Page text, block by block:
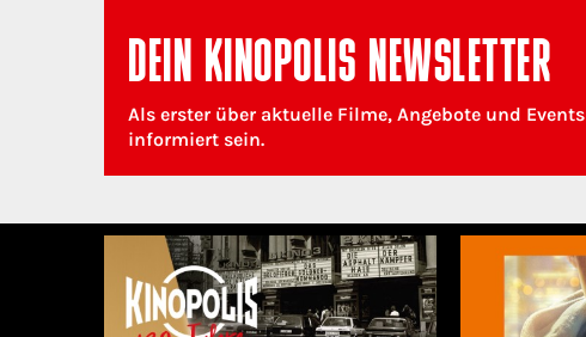
DEIN KINOPOLIS NEWSLETTER
Als erster über aktuelle Filme, Angebote und Events
informiert sein.